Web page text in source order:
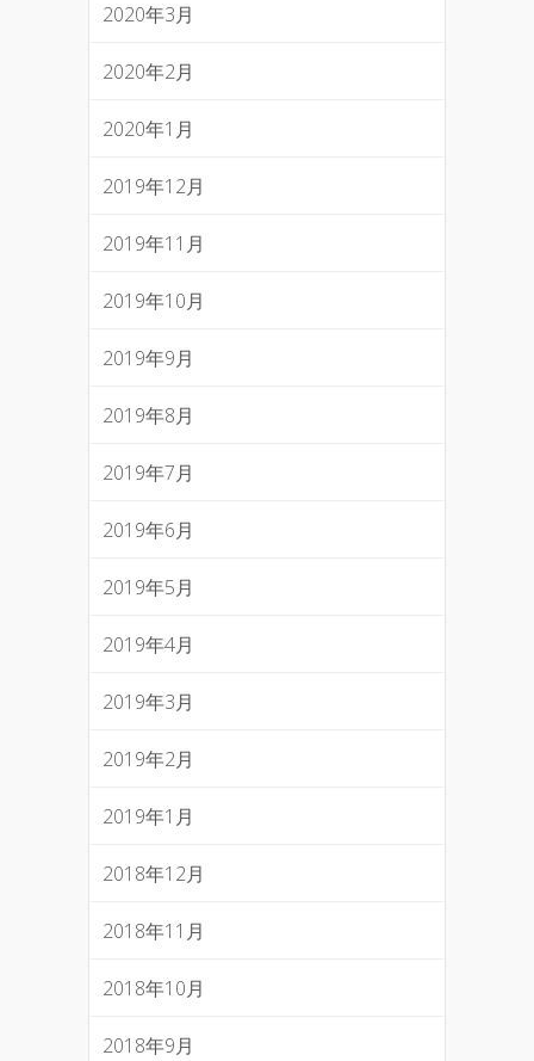
2020年3月
2020年2月
2020年1月
2019年12月
2019年11月
2019年10月
2019年9月
2019年8月
2019年7月
2019年6月
2019年5月
2019年4月
2019年3月
2019年2月
2019年1月
2018年12月
2018年11月
2018年10月
2018年9月